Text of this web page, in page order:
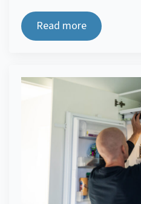
Read more